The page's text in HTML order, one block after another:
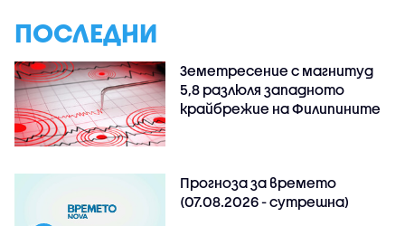
ПОСЛЕДНИ
Земетресение с магнитуд
5,8 разлюля западното
крайбрежие на Филипините
Прогноза за времето
(07.08.2026 - сутрешна)